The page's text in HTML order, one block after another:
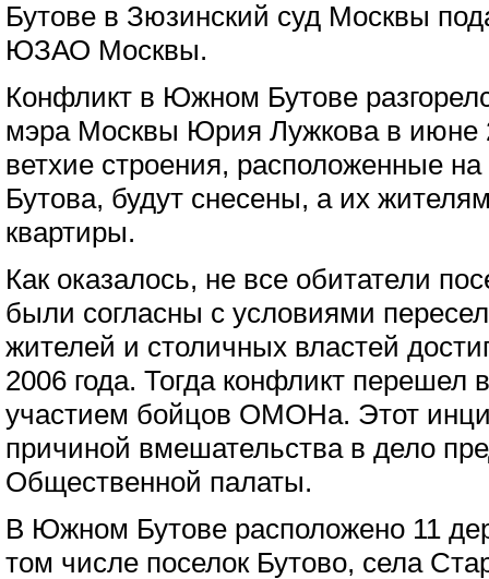
Бутове в Зюзинский суд Москвы
ЮЗАО Москвы.
Конфликт в Южном Бутове
мэра Москвы Юрия Лужкова в июне
ветхие строения, расположенные
Бутова, будут снесены, а их
квартиры.
Как оказалось, не все обитатели
были согласны с условиями
жителей и столичных властей
2006 года. Тогда конфликт перешел
участием бойцов ОМОНа. Этот
причиной вмешательства в дело
Общественной палаты.
В Южном Бутове расположено 11
том числе поселок Бутово, села